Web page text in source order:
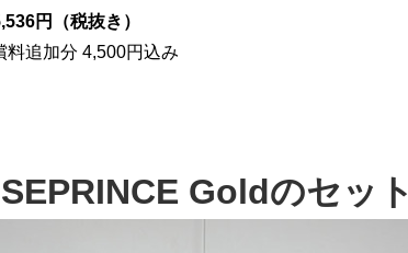
円（税抜き）
料追加分 4,500円込み
Goldのセット